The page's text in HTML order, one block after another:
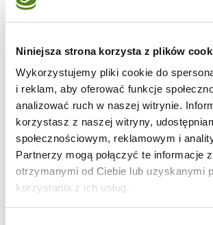
Niniejsza strona korzysta z plików
Wykorzystujemy pliki cookie do
i reklam, aby oferować funkcje
analizować ruch w naszej witrynie.
korzystasz z naszej witryny,
społecznościowym, reklamowym i
Partnerzy mogą połączyć te informacje
otrzymanymi od Ciebie lub uzyskanymi
korzystania z ich usług.